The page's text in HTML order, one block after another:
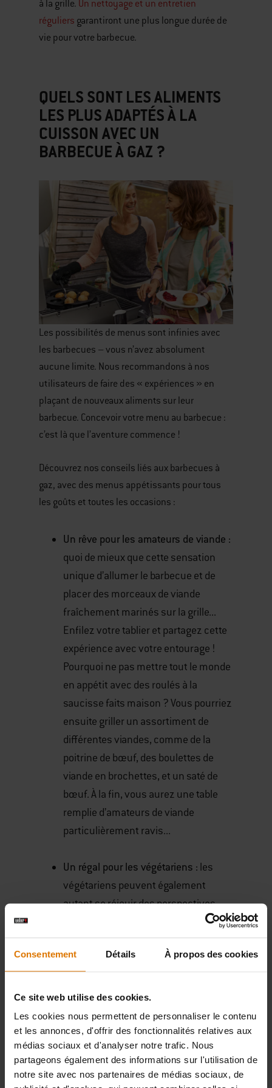
Consentement Détails À propos des cookies
Ce site web utilise des cookies.
Les cookies nous permettent de personnaliser le contenu
et les annonces, d'offrir des fonctionnalités relatives aux
médias sociaux et d'analyser notre trafic. Nous
partageons également des informations sur l'utilisation de
notre site avec nos partenaires de médias sociaux, de
à la grille. Un nettoyage et un entretien
réguliers garantiront une plus longue durée de
vie pour votre barbecue.
QUELS SONT LES ALIMENTS
LES PLUS ADAPTÉS À LA
CUISSON AVEC UN
BARBECUE À GAZ ?
Les possibilités de menus sont infinies avec
les barbecues – vous n’avez absolument
aucune limite. Nous recommandons à nos
utilisateurs de faire des « expériences » en
plaçant de nouveaux aliments sur leur
barbecue. Concevoir votre menu au barbecue :
c’est là que l’aventure commence !
Découvrez nos conseils liés aux barbecues à
gaz, avec des menus appétissants pour tous
les goûts et toutes les occasions :
Un rêve pour les amateurs de viande :
quoi de mieux que cette sensation
unique d’allumer le barbecue et de
placer des morceaux de viande
fraîchement marinés sur la grille...
Enfilez votre tablier et partagez cette
expérience avec votre entourage !
Pourquoi ne pas mettre tout le monde
en appétit avec des roulés à la
saucisse faits maison ? Vous pourriez
ensuite griller un assortiment de
différentes viandes, comme de la
poitrine de bœuf, des boulettes de
viande en brochettes, et un saté de
bœuf. À la fin, vous aurez une table
remplie d’amateurs de viande
particulièrement ravis...
Un régal pour les végétariens : les
végétariens peuvent également
autant se réjouir des perspectives
offertes par un barbecue que les
carnivores. Faîtes preuve de créativité
en matière de menus : pourquoi ne
pas commencer par des
champignons de Paris avec du pesto
au persil et du fromage de chèvre ?
Ensuite, sortez votre pierre à pizza et
créez votre meilleure pizza faite
maison ! Et pour finir, quelques